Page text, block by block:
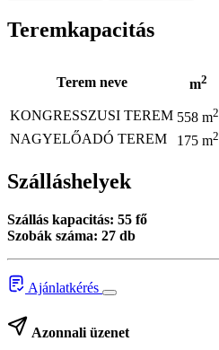
Teremkapacitás
Terem neve m2
KONGRESSZUSI TEREM 558 m2
NAGYELŐADÓ TEREM
175 m2
Szálláshelyek
Szállás kapacitás: 55 fő
Szobák száma: 27 db
Ajánlatkérés
Azonnali üzenet